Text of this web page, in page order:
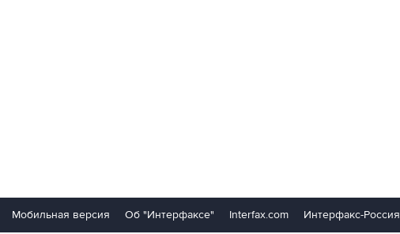
Мобильная версия Об "Интерфаксе" Interfax.com Интерфакс-Россия